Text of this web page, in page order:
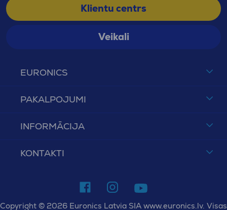
EURONICS
PAKALPOJUMI
INFORMĀCIJA
KONTAKTI
Klientu centrs
Veikali
Copyright © 2026 Euronics Latvia SIA www.euronics.lv. Visas